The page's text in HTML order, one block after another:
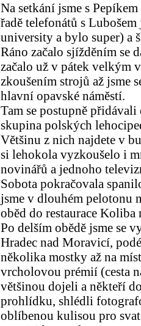
Na setkání jsme s
řadě telefonátů s
university a bylo super) a
Ráno začalo sjížděním se
začalo už v pátek velkým
zkoušením strojů až jsme
hlavní opavské náměstí.
Tam se postupně
skupina polských
Většinu z nich najdete v
si lehokola vyzkoušelo i
novinářů a jednoho
Sobota pokračovala
jsme v dlouhém pelotonu
oběd do restaurace Koliba
Po delším obědě jsme se
Hradec nad Moravicí,
několika mostky až na
vrcholovou prémií (cesta
většinou dojeli a někteří
prohlídku, shlédli
oblíbenou kulisou pro